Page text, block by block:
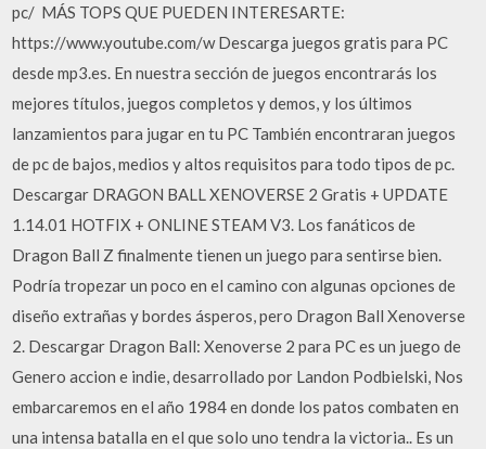
pc/ ️ MÁS TOPS QUE PUEDEN INTERESARTE:
https://www.youtube.com/w Descarga juegos gratis para PC
desde mp3.es. En nuestra sección de juegos encontrarás los
mejores títulos, juegos completos y demos, y los últimos
lanzamientos para jugar en tu PC También encontraran juegos
de pc de bajos, medios y altos requisitos para todo tipos de pc.
Descargar DRAGON BALL XENOVERSE 2 Gratis + UPDATE
1.14.01 HOTFIX + ONLINE STEAM V3. Los fanáticos de
Dragon Ball Z finalmente tienen un juego para sentirse bien.
Podría tropezar un poco en el camino con algunas opciones de
diseño extrañas y bordes ásperos, pero Dragon Ball Xenoverse
2. Descargar Dragon Ball: Xenoverse 2 para PC es un juego de
Genero accion e indie, desarrollado por Landon Podbielski, Nos
embarcaremos en el año 1984 en donde los patos combaten en
una intensa batalla en el que solo uno tendra la victoria.. Es un